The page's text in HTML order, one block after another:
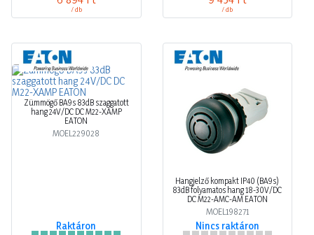
/ db / db
Zümmögő BA9s 83dB szaggatott
hang 24V/DC DC M22-XAMP
EATON
MOEL229028
Raktáron
Hangjelző kompakt IP40 (BA9s)
83dB folyamatos hang 18-30V/DC
DC M22-AMC-AM EATON
MOEL198271
Nincs raktáron